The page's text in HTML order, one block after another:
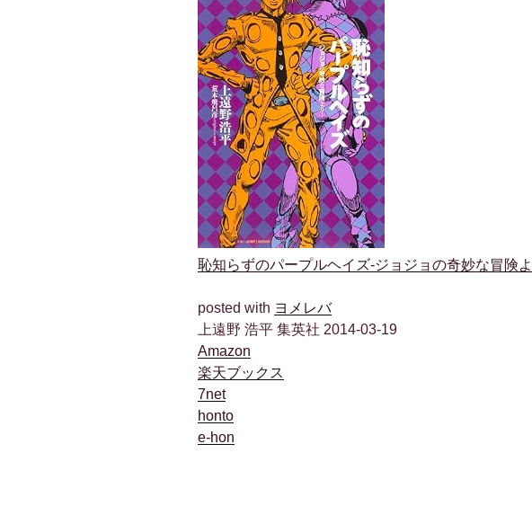
恥知らずのパープルヘイズ-ジョジョの奇妙な冒険
posted with ヨメレバ
上遠野 浩平 集英社 2014-03-19
Amazon
楽天ブックス
7net
honto
e-hon